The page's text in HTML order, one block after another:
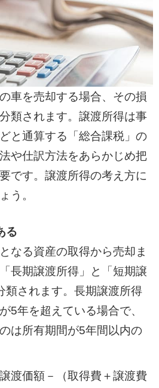
車を売却する場合、その損
類されます。譲渡所得は事
と通算する「総合課税」の
や仕訳方法をあらかじめ把
です。譲渡所得の考え方に
う。
る
なる資産の取得から売却ま
長期譲渡所得」と「短期譲
類されます。長期譲渡所得
5年を超えている場合で、
は所有期間が5年間以内の
渡価額－（取得費＋譲渡費